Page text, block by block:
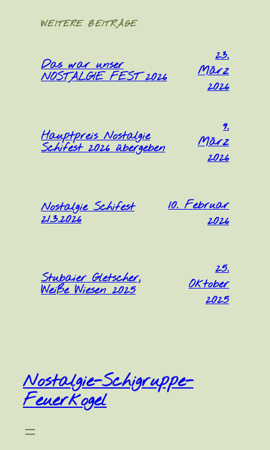
WEITERE BEITRÄGE
Das war unser
NOSTALGIE FEST 2026
23.
März
2026
Hauptpreis Nostalgie
Schifest 2026 übergeben
9.
März
2026
Nostalgie Schifest
21.3.2026
10. Februar
2026
Stubaier Gletscher,
Weiße Wiesen 2025
25.
Oktober
2025
Nostalgie-Schigruppe-
Feuerkogel